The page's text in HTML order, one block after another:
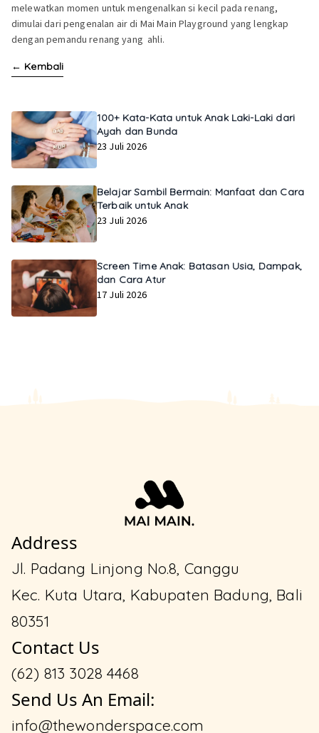
melewatkan momen untuk mengenalkan si kecil pada renang,
dimulai dari pengenalan air di Mai Main Playground yang lengkap
dengan pemandu renang yang ahli.
← Kembali
100+ Kata-Kata untuk Anak Laki-Laki dari
Ayah dan Bunda
23 Juli 2026
Belajar Sambil Bermain: Manfaat dan Cara
Terbaik untuk Anak
23 Juli 2026
Screen Time Anak: Batasan Usia, Dampak,
dan Cara Atur
17 Juli 2026
Address
Jl. Padang Linjong No.8, Canggu
Kec. Kuta Utara, Kabupaten Badung, Bali
80351
Contact Us
(62) 813 3028 4468
Send Us An Email:
info@thewonderspace.com